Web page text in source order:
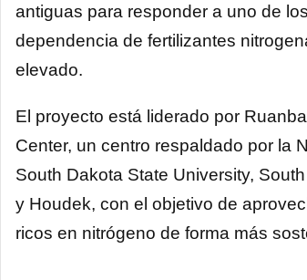
antiguas para responder a uno de
dependencia de fertilizantes
elevado.
El proyecto está liderado por
Center, un centro respaldado por la
South Dakota State University,
y Houdek, con el objetivo de
ricos en nitrógeno de forma más